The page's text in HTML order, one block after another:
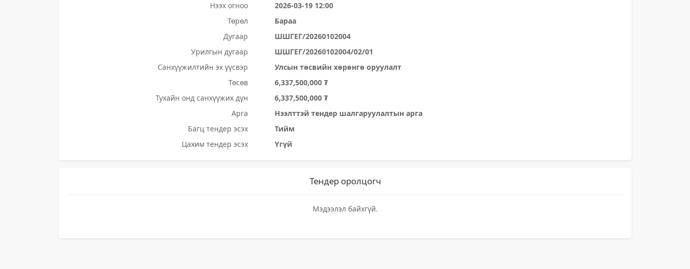
Нээх огноо
2026-03-19 12:00
Төрөл
Бараа
Дугаар
ШШГЕГ/20260102004
Урилгын дугаар
ШШГЕГ/20260102004/02/01
Санхүүжилтийн эх үүсвэр
Улсын төсвийн хөрөнгө оруулалт
Төсөв
6,337,500,000 ₮
Тухайн онд санхүүжих дүн
6,337,500,000 ₮
Арга
Нээлттэй тендер шалгаруулалтын арга
Багц тендер эсэх
Тийм
Цахим тендер эсэх
Үгүй
Тендер оролцогч
Мэдээлэл байхгүй.